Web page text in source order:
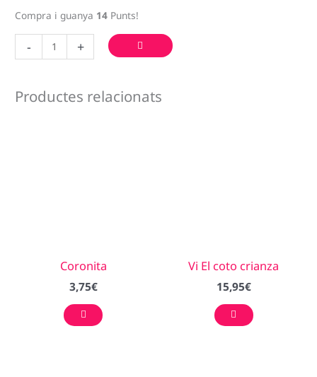
Compra i guanya 14 Punts!
-
quantitat
de
Riscal
+
Productes relacionats
Coronita
3,75€
Vi El coto crianza
15,95€